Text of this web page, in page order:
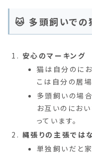
🐱 多頭飼いでの
安心のマーキング
猫は自分のに
こは自分の居場
多頭飼いの場
お互いのにお
っています。
縄張りの主張では
単独飼いだと